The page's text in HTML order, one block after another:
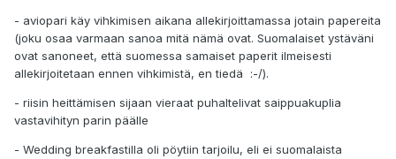
- aviopari käy vihkimisen aikana allekirjoittamassa jotain papereita
(joku osaa varmaan sanoa mitä nämä ovat. Suomalaiset ystäväni
ovat sanoneet, että suomessa samaiset paperit ilmeisesti
allekirjoitetaan ennen vihkimistä, en tiedä :-/).
- riisin heittämisen sijaan vieraat puhaltelivat saippuakuplia
vastavihityn parin päälle
- Wedding breakfastilla oli pöytiin tarjoilu, eli ei suomalaista